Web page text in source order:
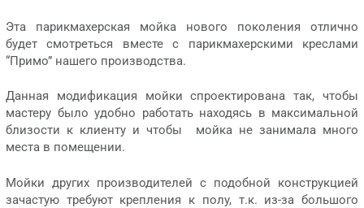
Эта парикмахерская мойка нового поколения отлично
будет смотреться вместе с парикмахерскими креслами
“Примо” нашего производства.
Данная модификация мойки спроектирована так, чтобы
мастеру было удобно работать находясь в максимальной
близости к клиенту и чтобы мойка не занимала много
места в помещении.
Мойки других производителей с подобной конструкцией
зачастую требуют крепления к полу, т.к. из-за большого